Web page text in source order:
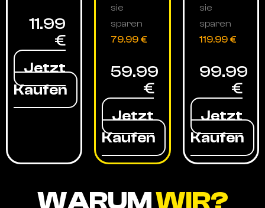
11.99
€
Jetzt
Kaufen
sie
sparen
79.99 €
59.99
€
Jetzt
Kaufen
sie
sparen
119.99 €
99.99
€
Jetzt
Kaufen
WARUMWIR?